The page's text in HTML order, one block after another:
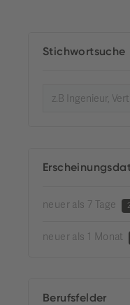
Stichwortsuche
neuer als 7 Tage 2
neuer als 1 Monat
Berufsfelder